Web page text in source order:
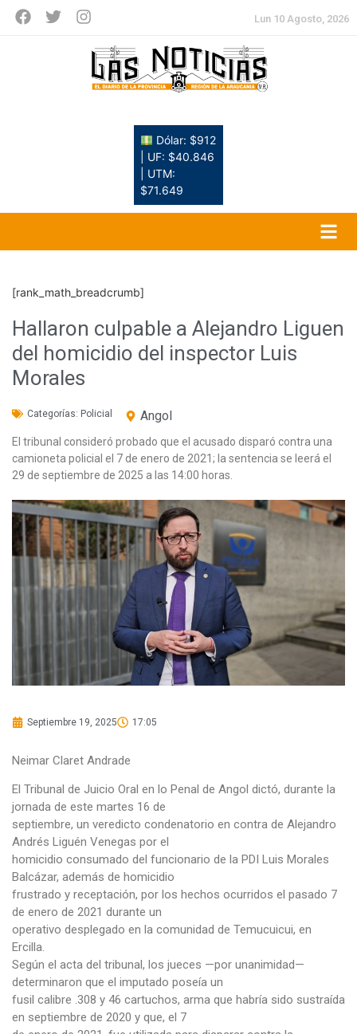
Lun 10 Agosto, 2026
Dólar: $912
| UF: $40.846
| UTM:
$71.649
[rank_math_breadcrumb]
Hallaron culpable a Alejandro Liguen
del homicidio del inspector Luis
Morales
Categorías: Policial Angol
El tribunal consideró probado que el acusado disparó contra una
camioneta policial el 7 de enero de 2021; la sentencia se leerá el
29 de septiembre de 2025 a las 14:00 horas.
Septiembre 19, 2025 17:05
Neimar Claret Andrade
El Tribunal de Juicio Oral en lo Penal de Angol dictó, durante la
jornada de este martes 16 de
septiembre, un veredicto condenatorio en contra de Alejandro
Andrés Liguén Venegas por el
homicidio consumado del funcionario de la PDI Luis Morales
Balcázar, además de homicidio
frustrado y receptación, por los hechos ocurridos el pasado 7
de enero de 2021 durante un
operativo desplegado en la comunidad de Temucuicui, en
Ercilla.
Según el acta del tribunal, los jueces —por unanimidad—
determinaron que el imputado poseía un
fusil calibre .308 y 46 cartuchos, arma que habría sido sustraída
en septiembre de 2020 y que, el 7